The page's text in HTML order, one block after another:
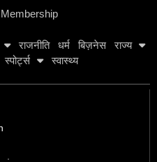
राजनीति धर्म बिज़नेस
राज्य
स्पोर्ट्स स्वास्थ्य